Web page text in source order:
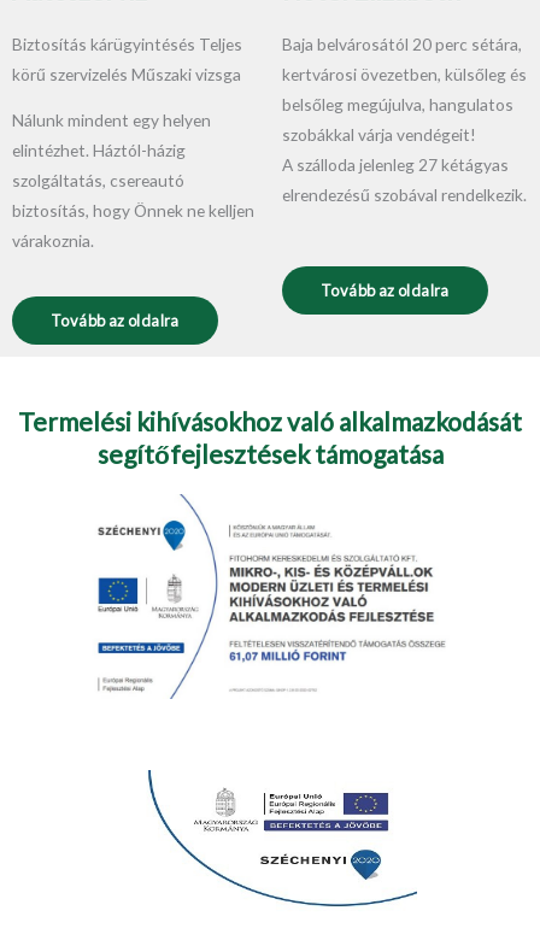
Biztosítás kárügyintésés Teljes
körű szervizelés Műszaki vizsga
Nálunk mindent egy helyen
elintézhet. Háztól-házig
szolgáltatás, csereautó
biztosítás, hogy Önnek ne kelljen
várakoznia.
Tovább az oldalra
Baja belvárosától 20 perc sétára,
kertvárosi övezetben, külsőleg és
belsőleg megújulva, hangulatos
szobákkal várja vendégeit!
A szálloda jelenleg 27 kétágyas
elrendezésű szobával rendelkezik.
Tovább az oldalra
Termelési kihívásokhoz való alkalmazkodását
segítőfejlesztések támogatása